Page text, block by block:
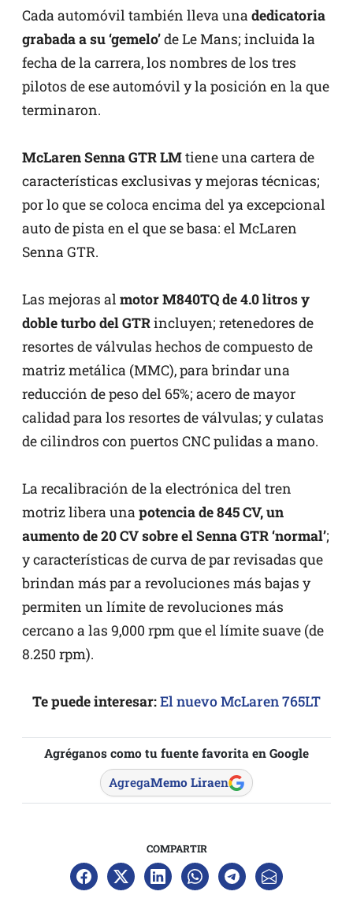
Cada automóvil también lleva una dedicatoria
grabada a su ‘gemelo’de Le Mans; incluida la
fecha de la carrera, los nombres de los tres
pilotos de ese automóvil y la posición en la que
terminaron.
McLaren Senna GTR LMtiene una cartera de
características exclusivas y mejoras técnicas;
por lo que se coloca encima del ya excepcional
auto de pista en el que se basa: el McLaren
Senna GTR.
Las mejoras al motor M840TQ de 4.0 litros y
doble turbo del GTRincluyen; retenedores de
resortes de válvulas hechos de compuesto de
matriz metálica (MMC), para brindar una
reducción de peso del 65%; acero de mayor
calidad para los resortes de válvulas; y culatas
de cilindros con puertos CNC pulidas a mano.
La recalibración de la electrónica del tren
motriz libera una potencia de 845 CV, un
aumento de 20 CV sobre el Senna GTR ‘normal’;
y características de curva de par revisadas que
brindan más par a revoluciones más bajas y
permiten un límite de revoluciones más
cercano a las 9,000 rpm que el límite suave (de
8.250 rpm).
Te puede interesar:El nuevo McLaren 765LT
Agréganos como tu fuente favorita en Google
AgregaMemo Liraen
COMPARTIR